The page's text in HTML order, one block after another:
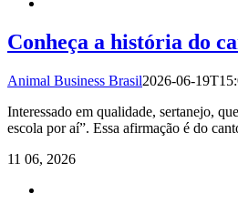
Conheça a história do
Animal Business Brasil2026-06-
Interessado em qualidade, sertanejo,
escola por aí”. Essa afirmação é do
11 06, 2026